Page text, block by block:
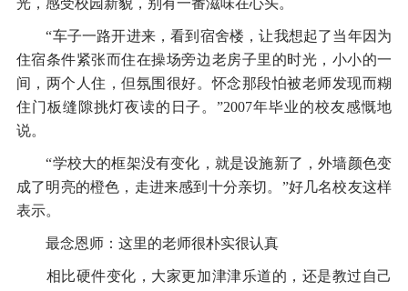
光，感受校园新貌，别有一番滋味在心头。
“车子一路开进来，看到宿舍楼，让我想起了当年因为
住宿条件紧张而住在操场旁边老房子里的时光，小小的一
间，两个人住，但氛围很好。怀念那段怕被老师发现而糊
住门板缝隙挑灯夜读的日子。”2007年毕业的校友感慨地
说。
“学校大的框架没有变化，就是设施新了，外墙颜色变
成了明亮的橙色，走进来感到十分亲切。”好几名校友这样
表示。
最念恩师：这里的老师很朴实很认真
相比硬件变化，大家更加津津乐道的，还是教过自己